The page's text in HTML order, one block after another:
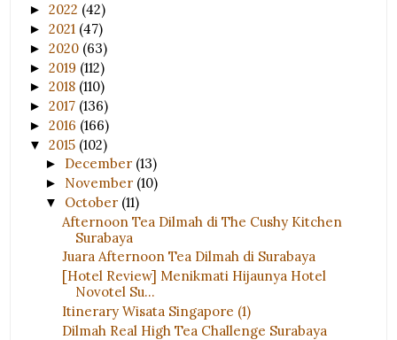
►2022 (42)
►2021 (47)
►2020 (63)
►2019 (112)
►2018 (110)
►2017 (136)
►2016 (166)
▼2015 (102)
► December (13)
► November (10)
▼ October (11)
Afternoon Tea Dilmah di The Cushy Kitchen
Surabaya
Juara Afternoon Tea Dilmah di Surabaya
[Hotel Review] Menikmati Hijaunya Hotel
Novotel Su...
Itinerary Wisata Singapore (1)
Dilmah Real High Tea Challenge Surabaya